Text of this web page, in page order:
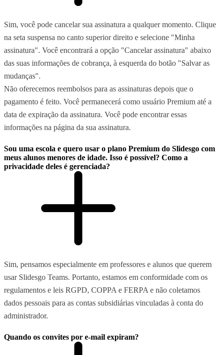
Sim, você pode cancelar sua assinatura a qualquer momento. Clique
na seta suspensa no canto superior direito e selecione "Minha
assinatura". Você encontrará a opção "Cancelar assinatura" abaixo
das suas informações de cobrança, à esquerda do botão "Salvar as
mudanças".
Não oferecemos reembolsos para as assinaturas depois que o
pagamento é feito. Você permanecerá como usuário Premium até a
data de expiração da assinatura. Você pode encontrar essas
informações na página da sua assinatura.
Sou uma escola e quero usar o plano Premium do Slidesgo com
meus alunos menores de idade. Isso é possível? Como a
privacidade deles é gerenciada?
Sim, pensamos especialmente em professores e alunos que querem
usar Slidesgo Teams. Portanto, estamos em conformidade com os
regulamentos e leis RGPD, COPPA e FERPA e não coletamos
dados pessoais para as contas subsidiárias vinculadas à conta do
administrador.
Quando os convites por e-mail expiram?